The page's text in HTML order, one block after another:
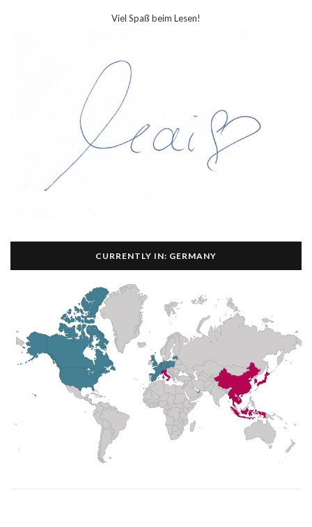
Viel Spaß beim Lesen!
CURRENTLY IN: GERMANY